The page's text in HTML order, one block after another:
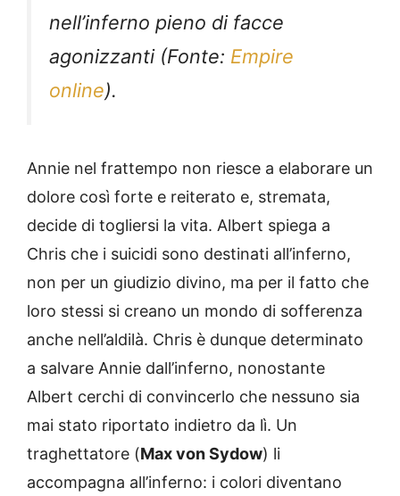
nell’inferno pieno di facce
agonizzanti (Fonte: Empire
online).
Annie nel frattempo non riesce a elaborare un
dolore così forte e reiterato e, stremata,
decide di togliersi la vita. Albert spiega a
Chris che i suicidi sono destinati all’inferno,
non per un giudizio divino, ma per il fatto che
loro stessi si creano un mondo di sofferenza
anche nell’aldilà. Chris è dunque determinato
a salvare Annie dall’inferno, nonostante
Albert cerchi di convincerlo che nessuno sia
mai stato riportato indietro da lì. Un
traghettatore (Max von Sydow) li
accompagna all’inferno: i colori diventano